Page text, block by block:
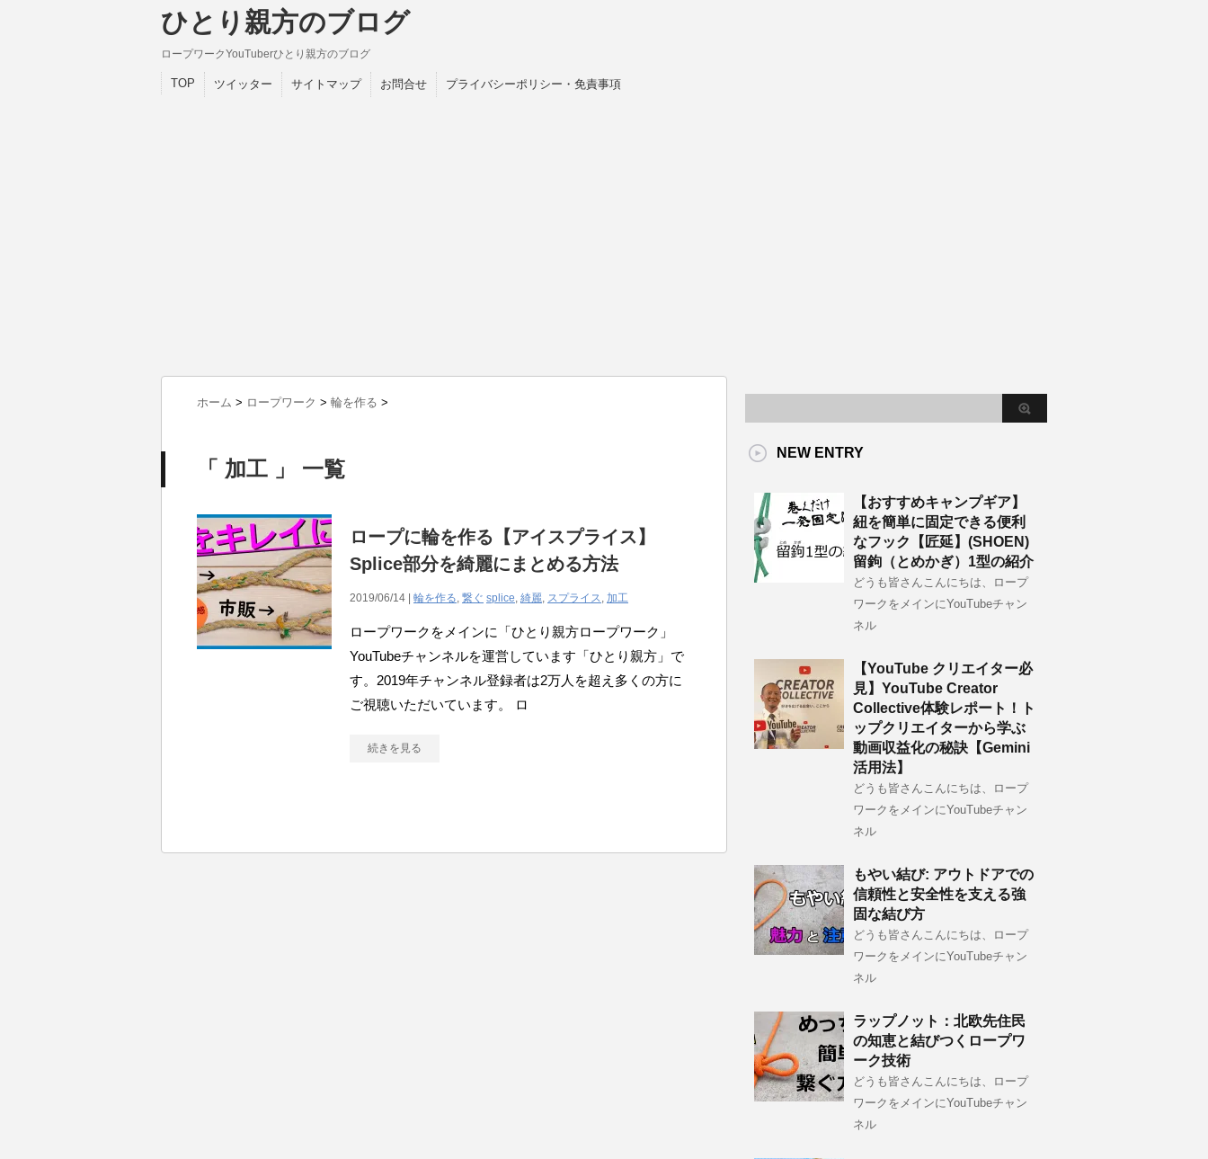
ひとり親方のブログ
ロープワークYouTuberひとり親方のブログ
TOP ツイッター サイトマップ お問合せ プライバシーポリシー・免責事項
ホーム > ロープワーク > 輪を作る >
「 加工 」 一覧
ロープに輪を作る【アイスプライス】
Splice部分を綺麗にまとめる方法
2019/06/14 | 輪を作る, 繋ぐ splice, 綺麗, スプライス, 加工
ロープワークをメインに「ひとり親方ロープワーク」
YouTubeチャンネルを運営しています「ひとり親方」で
す。2019年チャンネル登録者は2万人を超え多くの方に
ご視聴いただいています。 ロ
続きを見る
NEW ENTRY
【おすすめキャンプギア】
紐を簡単に固定できる便利
なフック【匠延】(SHOEN)
留鉤（とめかぎ）1型の紹介
どうも皆さんこんにちは、ロープ
ワークをメインにYouTubeチャン
ネル
【YouTube クリエイター必
見】YouTube Creator
Collective体験レポート！ト
ップクリエイターから学ぶ
動画収益化の秘訣【Gemini
活用法】
どうも皆さんこんにちは、ロープ
ワークをメインにYouTubeチャン
ネル
もやい結び: アウトドアでの
信頼性と安全性を支える強
固な結び方
どうも皆さんこんにちは、ロープ
ワークをメインにYouTubeチャン
ネル
ラップノット：北欧先住民
の知恵と結びつくロープワ
ーク技術
どうも皆さんこんにちは、ロープ
ワークをメインにYouTubeチャン
ネル